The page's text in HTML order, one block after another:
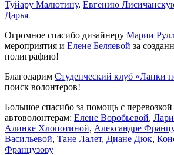
Туйару Малютину, Евгению
Дарья
Огромное спасибо дизайнеру Марии
мероприятия и Елене Беляевой за
полиграфию!
Благодарим Студенческий клуб
поиск волонтеров!
Большое спасибо за помощь с
автоволонтерам: Елене Воробьевой,
Алинке Хлопотиной, Александре
Васильевой, Тане Лалет, Диане Дюк,
Французову